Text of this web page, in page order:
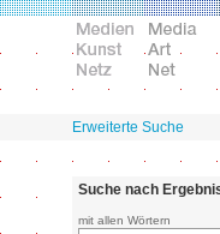
Erweiterte Suche
Suche nach
mit allen Wörtern